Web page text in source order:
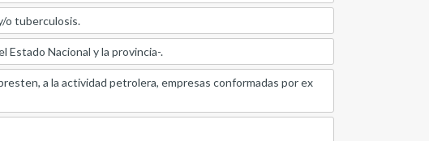
o tuberculosis.
Estado Nacional y la provincia-.
a la actividad petrolera, empresas conformadas por ex